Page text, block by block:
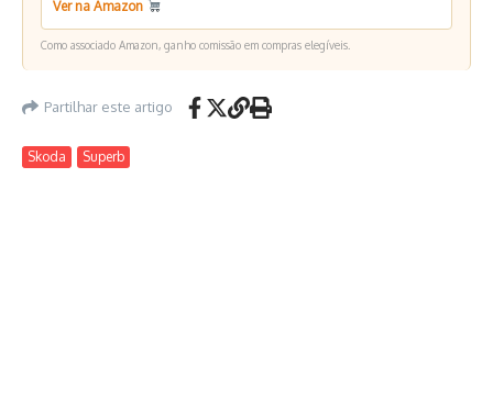
Ver na Amazon
Como associado Amazon, ganho comissão em compras elegíveis.
Partilhar este artigo
Skoda Superb